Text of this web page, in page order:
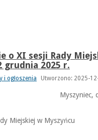
o XI sesji Rady
grudnia 2025 r.
i ogłoszenia Utworzono: 2025-
Myszyniec,
Miejskiej w Myszyńcu